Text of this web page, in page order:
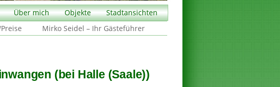
Über mich Objekte
Stadtansichten
Mirko Seidel – Ihr Gästeführer
(bei Halle (Saale))